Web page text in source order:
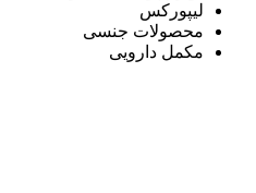
لیپورکس
محصولات جنسی
مکمل دارویی